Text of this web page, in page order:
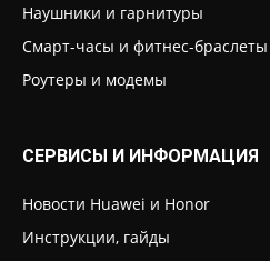
Наушники и гарнитуры
Смарт-часы и фитнес-браслеты
Роутеры и модемы
СЕРВИСЫ И ИНФОРМАЦИЯ
Новости Huawei и Honor
Инструкции, гайды